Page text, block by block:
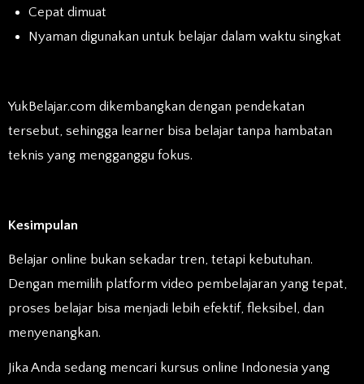
Cepat dimuat
Nyaman digunakan untuk belajar dalam waktu singkat
YukBelajar.com dikembangkan dengan pendekatan
tersebut, sehingga learner bisa belajar tanpa hambatan
teknis yang mengganggu fokus.
Kesimpulan
Belajar online bukan sekadar tren, tetapi kebutuhan.
Dengan memilih platform video pembelajaran yang tepat,
proses belajar bisa menjadi lebih efektif, fleksibel, dan
menyenangkan.
Jika Anda sedang mencari kursus online Indonesia yang